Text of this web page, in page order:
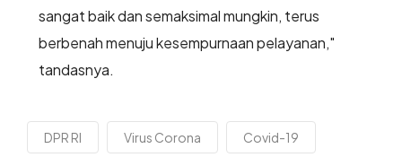
sangat baik dan semaksimal mungkin, terus
berbenah menuju kesempurnaan pelayanan,"
tandasnya.
DPR RI Virus Corona Covid-19